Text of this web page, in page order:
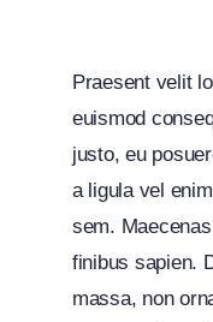
Praesent velit
euismod
justo, eu
a ligula vel
sem.
finibus sapien.
massa, non